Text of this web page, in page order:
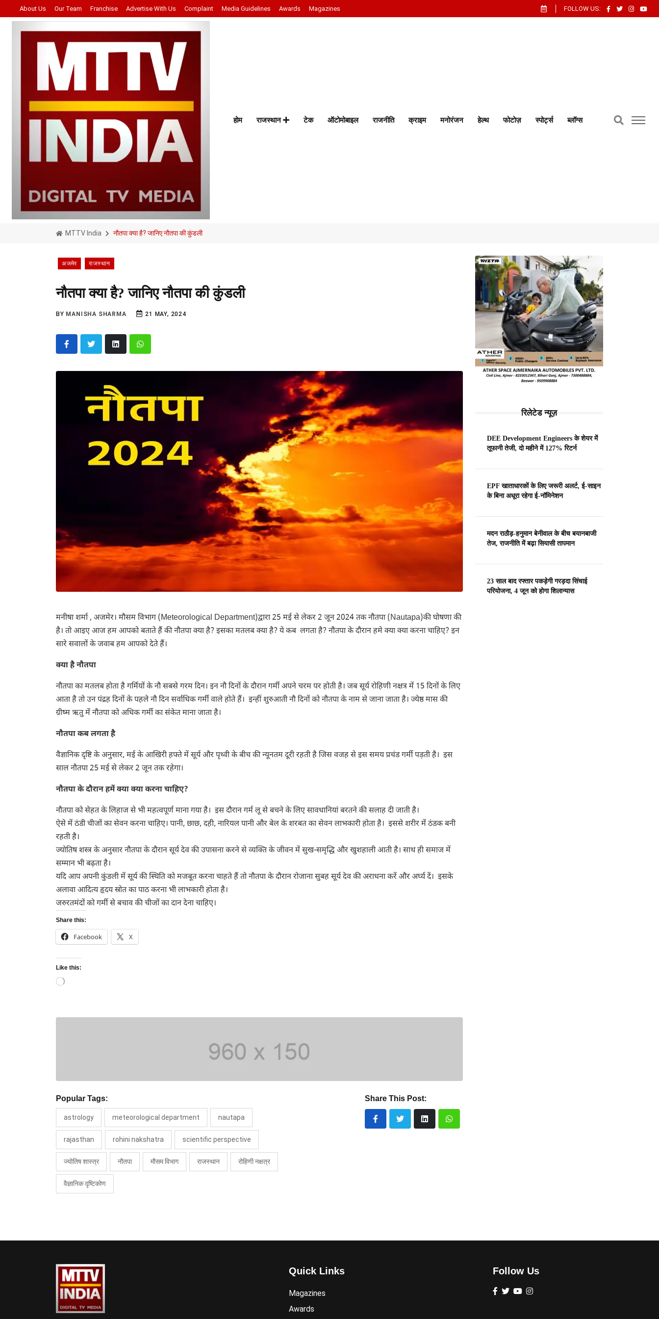
About Us Our Team Franchise Advertise With Us Complaint Media Guidelines Awards Magazines FOLLOW US:
होम राजस्थान टेक ऑटोमोबाइल राजनीति क्राइम मनोरंजन हेल्थ फोटोज़ स्पोर्ट्स ब्लॉग्स
MTTV India नौतपा क्या है? जानिए नौतपा की कुंडली
अजमेर राजस्थान
नौतपा क्या है? जानिए नौतपा की कुंडली
BY MANISHA SHARMA 21 MAY, 2024
मनीषा शर्मा , अजमेर। मौसम विभाग(Meteorological Department)द्वारा 25 मई से लेकर 2 जून 2024 तक नौतपा(Nautapa)की घोषणा की
है। तो आइए आज हम आपको बताते हैं की नौतपा क्या है? इसका मतलब क्या है? ये कब लगता है? नौतपा के दौरान हमे क्या क्या करना चाहिए? इन
सारे सवालों के जवाब हम आपको देते हैं।
क्या है नौतपा
नौतपा का मतलब होता है गर्मियों के नौ सबसे गरम दिन। इन नौ दिनों के दौरान गर्मी अपने चरम पर होती है। जब सूर्य रोहिणी नक्षत्र में 15 दिनों के लिए
आता है तो उन पंद्रह दिनों के पहले नौ दिन सर्वाधिक गर्मी वाले होते हैं। इन्हीं शुरुआती नौ दिनों को नौतपा के नाम से जाना जाता है। ज्येष्ठ मास की
ग्रीष्म ऋतु में नौतपा को अधिक गर्मी का संकेत माना जाता है।
नौतपा कब लगता है
वैज्ञानिक दृष्टि के अनुसार, मई के आखिरी हफ्ते में सूर्य और पृथ्वी के बीच की न्यूनतम दूरी रहती है जिस वजह से इस समय प्रचंड गर्मी पड़ती है। इस
साल नौतपा 25 मई से लेकर 2 जून तक रहेगा।
नौतपा के दौरान हमें क्या क्या करना चाहिए?
नौतपा को सेहत के लिहाज से भी महत्वपूर्ण माना गया है। इस दौरान गर्म लू से बचने के लिए सावधानियां बरतने की सलाह दी जाती है।
ऐसे में ठंडी चीजों का सेवन करना चाहिए। पानी, छाछ, दही, नारियल पानी और बेल के शरबत का सेवन लाभकारी होता है। इससे शरीर में ठंडक बनी
रहती है।
ज्योतिष शस्त्र के अनुसार नौतपा के दौरान सूर्य देव की उपासना करने से व्यक्ति के जीवन में सुख-समृद्धि और खुशहाली आती है। साथ ही समाज में
सम्मान भी बढ़ता है।
यदि आप अपनी कुंडली में सूर्य की स्थिति को मजबूत करना चाहते हैं तो नौतपा के दौरान रोजाना सुबह सूर्य देव की अराधना करें और अर्घ्य दें। इसके
अलावा आदित्य हृदय स्रोत का पाठ करना भी लाभकारी होता है।
जरुरतमंदों को गर्मी से बचाव की चीजों का दान देना चाहिए।
Share this:
Facebook X
Like this:
Loading…
Popular Tags:
astrology meteorological department nautapa
rajasthan rohini nakshatra scientific perspective
ज्योतिष शास्त्र नौतपा मौसम विभाग राजस्थान रोहिणी नक्षत्र
वैज्ञानिक दृष्टिकोण
Share This Post:
रिलेटेड न्यूज़
DEE Development Engineers के शेयर में
तूफानी तेजी, दो महीने में 127% रिटर्न
EPF खाताधारकों के लिए जरूरी अलर्ट, ई-साइन
के बिना अधूरा रहेगा ई-नॉमिनेशन
मदन राठौड़-हनुमान बेनीवाल के बीच बयानबाजी
तेज, राजनीति में बढ़ा सियासी तापमान
23 साल बाद रफ्तार पकड़ेगी गरड़दा सिंचाई
परियोजना, 4 जून को होगा शिलान्यास
Quick Links
Magazines
Awards
Follow Us